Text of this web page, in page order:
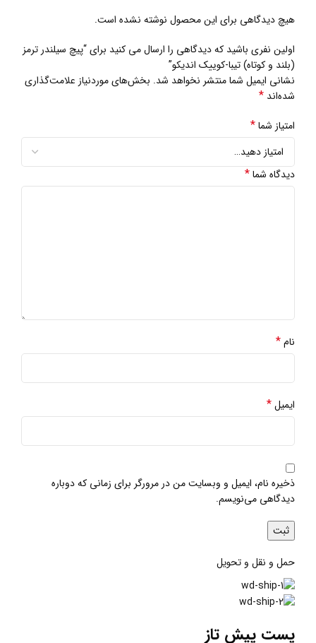
هیچ دیدگاهی برای این محصول نوشته نشده است.
اولین نفری باشید که دیدگاهی را ارسال می کنید برای “پیچ سیلندر ترمز
(بلند و کوتاه) تیبا-کوییک اندیکو”
نشانی ایمیل شما منتشر نخواهد شد. بخش‌های موردنیاز علامت‌گذاری
شده‌اند *
امتیاز شما*
دیدگاه شما*
نام*
ایمیل*
ذخیره نام، ایمیل و وبسایت من در مرورگر برای زمانی که دوباره
دیدگاهی می‌نویسم.
حمل و نقل و تحویل
پست پیش تاز